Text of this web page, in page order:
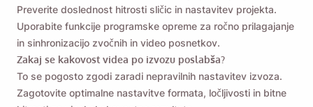
Preverite doslednost hitrosti sličic in nastavitev projekta.
Uporabite funkcije programske opreme za ročno prilagajanje
in sinhronizacijo zvočnih in video posnetkov.
Zakaj se kakovost videa po izvozu poslabša?
To se pogosto zgodi zaradi nepravilnih nastavitev izvoza.
Zagotovite optimalne nastavitve formata, ločljivosti in bitne